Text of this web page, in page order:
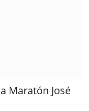
Maratón José